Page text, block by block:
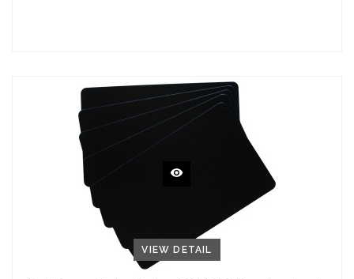
VIEW DETAIL